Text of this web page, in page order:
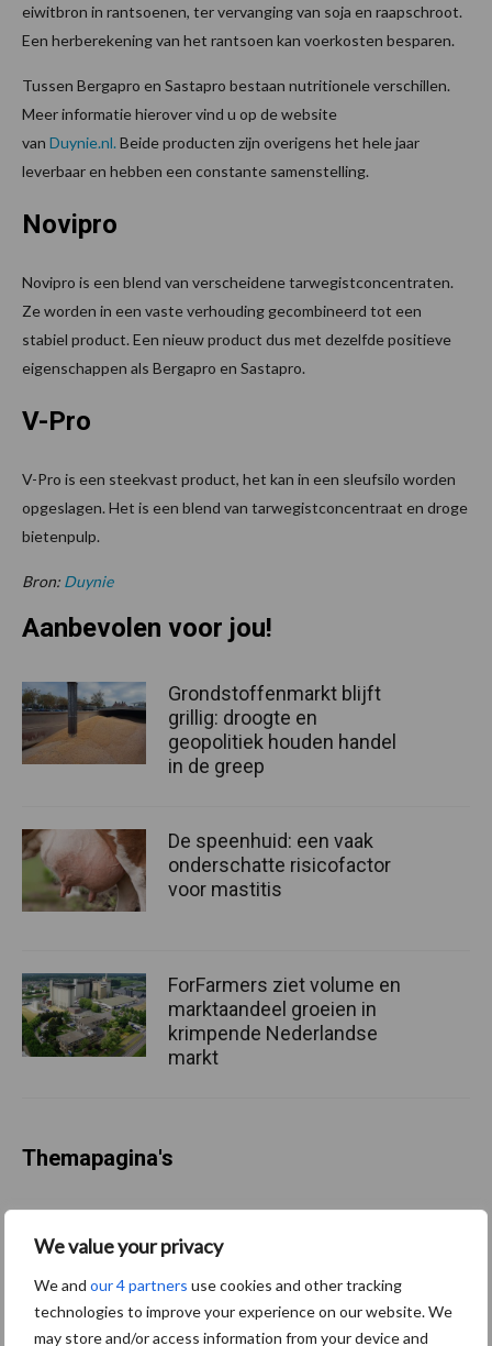
We value your privacy
We and our 4 partners use cookies and other tracking
technologies to improve your experience on our website. We
may store and/or access information from your device and
eiwitbron in rantsoenen, ter vervanging van soja en raapschroot.
Een herberekening van het rantsoen kan voerkosten besparen.
Tussen Bergapro en Sastapro bestaan nutritionele verschillen.
Meer informatie hierover vind u op de website
van Duynie.nl. Beide producten zijn overigens het hele jaar
leverbaar en hebben een constante samenstelling.
Novipro
Novipro is een blend van verscheidene tarwegistconcentraten.
Ze worden in een vaste verhouding gecombineerd tot een
stabiel product. Een nieuw product dus met dezelfde positieve
eigenschappen als Bergapro en Sastapro.
V-Pro
V-Pro is een steekvast product, het kan in een sleufsilo worden
opgeslagen. Het is een blend van tarwegistconcentraat en droge
bietenpulp.
Bron: Duynie
Aanbevolen voor jou!
Grondstoffenmarkt blijft
grillig: droogte en
geopolitiek houden handel
in de greep
De speenhuid: een vaak
onderschatte risicofactor
voor mastitis
ForFarmers ziet volume en
marktaandeel groeien in
krimpende Nederlandse
markt
Themapagina's
Ligbox &